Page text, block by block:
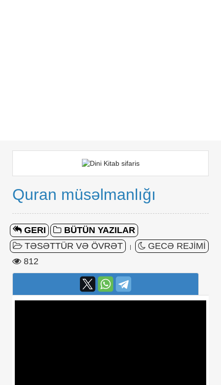
Quran müsəlmanlığı
GERI
BÜTÜN YAZILAR
TƏSƏTTÜR VƏ ÖVRƏT
|
GECƏ REJIMI
812